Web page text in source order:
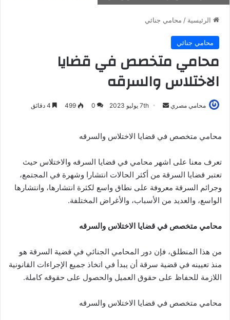
الرئيسية / محامي جنائي
محامي جنائي
محامي متخصص في قضايا
الاختلاس والسرقه
محامي مصري
أرسل 7th يوليو 2023 0
499
محامي متخصص في قضايا الاختلاس والسرقه
تعرف معنا على اشهر محامي في قضايا السرقه والاختلاس حيث
تعتبر قضايا السرقة من أكثر الحالات انتشارا وشهرة في المجتمع،
وجرائم السرقة معروفة على نطاق واسع لكثرة انتشارها، وانتشارها
الواسع، والعديد من الأسباب، والأغراض المختلفة.
محامي متخصص في قضايا الاختلاس والسرقه
من هذا المنطلق، فإن دور المحامي الجنائي في قضية السرقة هو
منذ تعيينه في قضية سرقة أن يبدأ في اتخاذ جميع الإجراءات القانونية
اللازمة للحفاظ على حقوق العميل والحصول على حقوقه كاملة.
محامي متخصص في قضايا الاختلاس والسرقه